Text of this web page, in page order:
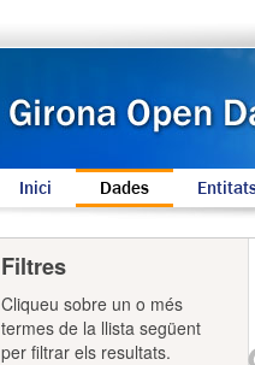
Inici Dades
Filtres
Cliqueu sobre un o més
termes de la llista següent
per filtrar els resultats.